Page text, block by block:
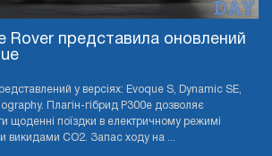
Rover представила оновлений
у версіях: Evoque S, Dynamic SE,
Плагін-гібрид P300e дозволяє
щоденні поїздки в електричному режимі
викидами CO2. Запас ходу на ...